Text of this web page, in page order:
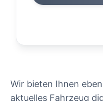
Wir bieten Ihnen
aktuelles Fahrzeug